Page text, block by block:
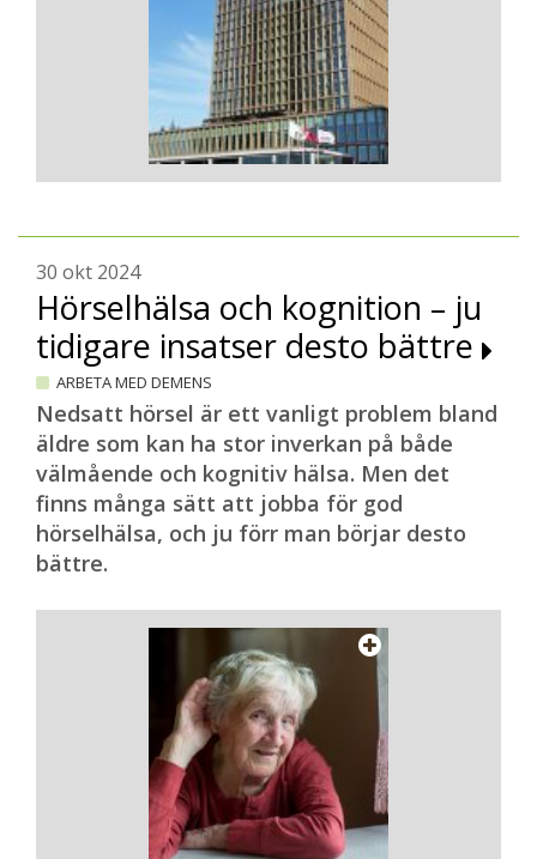
30 okt 2024
Hörselhälsa och kognition – ju
tidigare insatser desto bättre
ARBETA MED DEMENS
Nedsatt hörsel är ett vanligt problem bland
äldre som kan ha stor inverkan på både
välmående och kognitiv hälsa. Men det
finns många sätt att jobba för god
hörselhälsa, och ju förr man börjar desto
bättre.